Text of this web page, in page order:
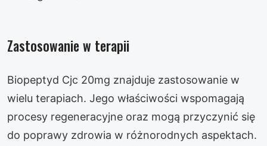
Zastosowanie w terapii
Biopeptyd Cjc 20mg znajduje zastosowanie w
wielu terapiach. Jego właściwości wspomagają
procesy regeneracyjne oraz mogą przyczynić się
do poprawy zdrowia w różnorodnych aspektach.